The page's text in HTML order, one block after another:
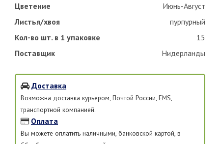
Цветение
Июнь-Август
Листья/хвоя
пурпурный
Кол-во шт. в 1 упаковке
15
Поставщик
Нидерланды
Доставка
Возможна доставка курьером, Почтой России, EMS,
транспортной компанией.
Оплата
Вы можете оплатить наличными, банковской картой, в